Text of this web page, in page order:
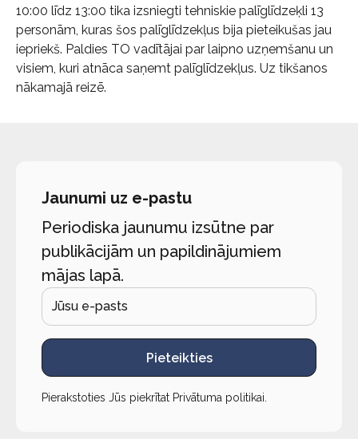
Kontakti
10:00 līdz 13:00 tika izsniegti tehniskie palīglīdzeķli 13
personām, kuras šos palīglīdzekļus bija pieteikušas jau
iepriekš. Paldies TO vadītājai par laipno uzņemšanu un
visiem, kuri atnāca saņemt palīglīdzekļus. Uz tikšanos
nākamajā reizē.
Jaunumi uz e-pastu
Periodiska jaunumu izsūtne par
publikācijām un papildinājumiem
mājas lapā.
Pieteikties
Pierakstoties Jūs piekrītat Privātuma politikai